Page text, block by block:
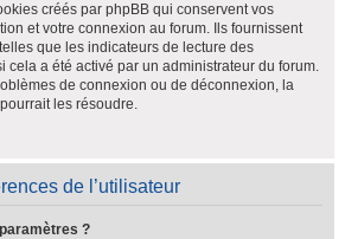
créés par phpBB qui conservent vos
et votre connexion au forum. Ils fournissent
que les indicateurs de lecture des
cela a été activé par un administrateur du forum.
de connexion ou de déconnexion, la
les résoudre.
de l’utilisateur
?